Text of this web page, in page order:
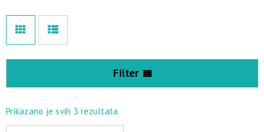
Filter
Prikazano je svih 3 rezultata